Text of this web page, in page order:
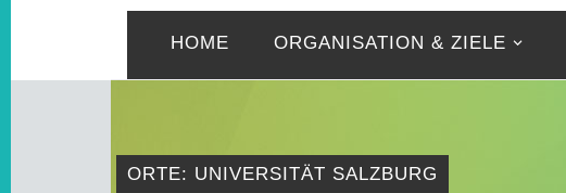
HOME ORGANISATION & ZIELE
ORTE: UNIVERSITÄT SALZBURG